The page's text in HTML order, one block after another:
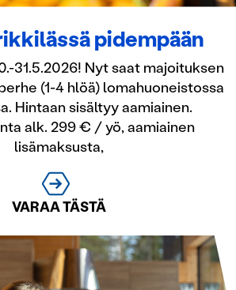
pidempään
31.5.2026! Nyt saat majoituksen
(1-4 hlöä) lomahuoneistossa
Hintaan sisältyy aamiainen.
alk. 299 € / yö, aamiainen
lisämaksusta,
VARAA TÄSTÄ